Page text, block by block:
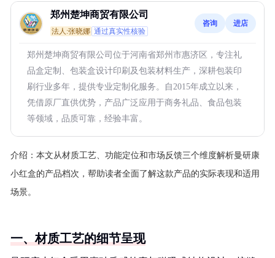
郑州楚坤商贸有限公司
法人:张晓娜 通过真实性核验
咨询 进店
郑州楚坤商贸有限公司位于河南省郑州市惠济区，专注礼
品盒定制、包装盒设计印刷及包装材料生产，深耕包装印
刷行业多年，提供专业定制化服务。自2015年成立以来，
凭借原厂直供优势，产品广泛应用于商务礼品、食品包装
等领域，品质可靠，经验丰富。
介绍： 本文从材质工艺、功能定位和市场反馈三个维度解析曼研康
小红盒的产品档次，帮助读者全面了解这款产品的实际表现和适用
场景。
一、材质工艺的细节呈现